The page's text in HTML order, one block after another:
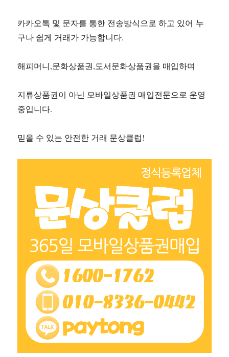
카카오톡 및 문자를 통한 전송방식으로 하고 있어 누
구나 쉽게 거래가 가능합니다.
해피머니,문화상품권,도서문화상품권을 매입하며
지류상품권이 아닌 모바일상품권 매입전문으로 운영
중입니다.
믿을 수 있는 안전한 거래 문상클럽!